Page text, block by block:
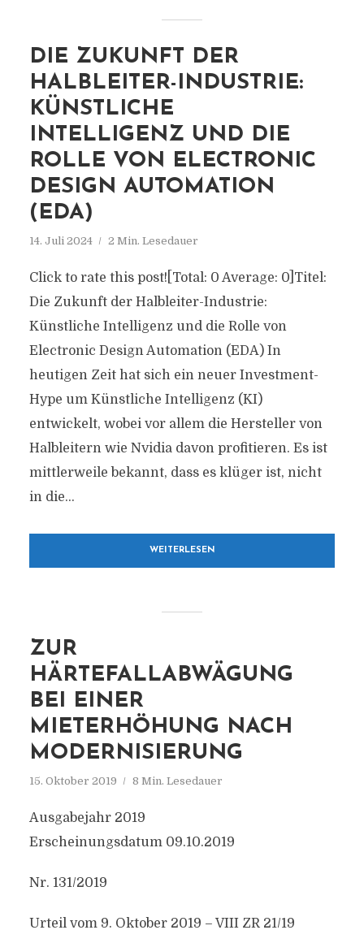
DIE ZUKUNFT DER
HALBLEITER-INDUSTRIE:
KÜNSTLICHE
INTELLIGENZ UND DIE
ROLLE VON ELECTRONIC
DESIGN AUTOMATION
(EDA)
14. Juli 2024 2 Min. Lesedauer
Click to rate this post![Total: 0 Average: 0]Titel:
Die Zukunft der Halbleiter-Industrie:
Künstliche Intelligenz und die Rolle von
Electronic Design Automation (EDA) In
heutigen Zeit hat sich ein neuer Investment-
Hype um Künstliche Intelligenz (KI)
entwickelt, wobei vor allem die Hersteller von
Halbleitern wie Nvidia davon profitieren. Es ist
mittlerweile bekannt, dass es klüger ist, nicht
in die...
WEITERLESEN
ZUR
HÄRTEFALLABWÄGUNG
BEI EINER
MIETERHÖHUNG NACH
MODERNISIERUNG
15. Oktober 2019 8 Min. Lesedauer
Ausgabejahr 2019
Erscheinungsdatum 09.10.2019
Nr. 131/2019
Urteil vom 9. Oktober 2019 – VIII ZR 21/19